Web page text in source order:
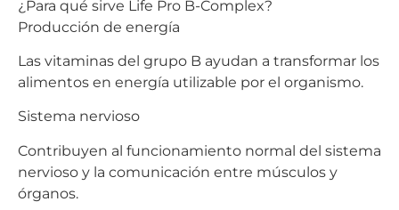
¿Para qué sirve Life Pro B-Complex?
Producción de energía
Las vitaminas del grupo B ayudan a transformar los
alimentos en energía utilizable por el organismo.
Sistema nervioso
Contribuyen al funcionamiento normal del sistema
nervioso y la comunicación entre músculos y
órganos.